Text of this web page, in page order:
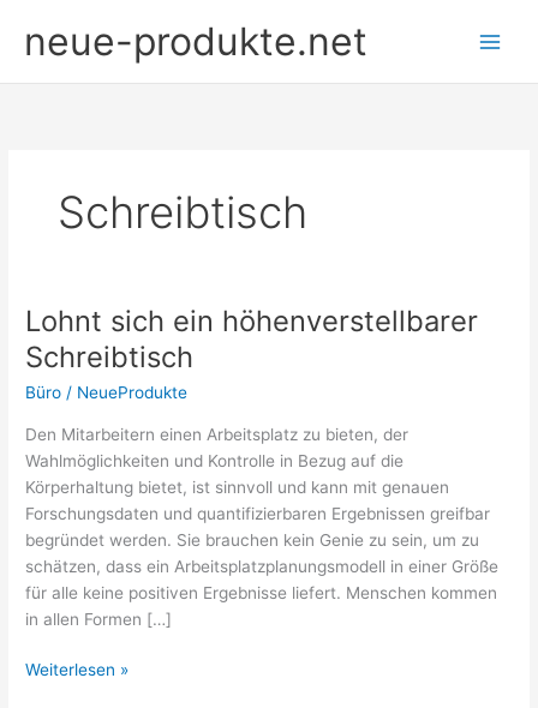
Inhaltneue-produkte.net
Schreibtisch
Lohnt sich ein höhenverstellbarer
Schreibtisch
Büro / NeueProdukte
Den Mitarbeitern einen Arbeitsplatz zu bieten, der
Wahlmöglichkeiten und Kontrolle in Bezug auf die
Körperhaltung bietet, ist sinnvoll und kann mit genauen
Forschungsdaten und quantifizierbaren Ergebnissen greifbar
begründet werden. Sie brauchen kein Genie zu sein, um zu
schätzen, dass ein Arbeitsplatzplanungsmodell in einer Größe
für alle keine positiven Ergebnisse liefert. Menschen kommen
in allen Formen […]
Lohnt
Weiterlesen »